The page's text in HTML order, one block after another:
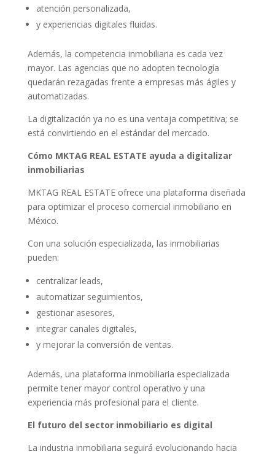
atención personalizada,
y experiencias digitales fluidas.
Además, la competencia inmobiliaria es cada vez
mayor. Las agencias que no adopten tecnología
quedarán rezagadas frente a empresas más ágiles y
automatizadas.
La digitalización ya no es una ventaja competitiva; se
está convirtiendo en el estándar del mercado.
Cómo MKTAG REAL ESTATE ayuda a digitalizar
inmobiliarias
MKTAG REAL ESTATE ofrece una plataforma diseñada
para optimizar el proceso comercial inmobiliario en
México.
Con una solución especializada, las inmobiliarias
pueden:
centralizar leads,
automatizar seguimientos,
gestionar asesores,
integrar canales digitales,
y mejorar la conversión de ventas.
Además, una plataforma inmobiliaria especializada
permite tener mayor control operativo y una
experiencia más profesional para el cliente.
El futuro del sector inmobiliario es digital
La industria inmobiliaria seguirá evolucionando hacia